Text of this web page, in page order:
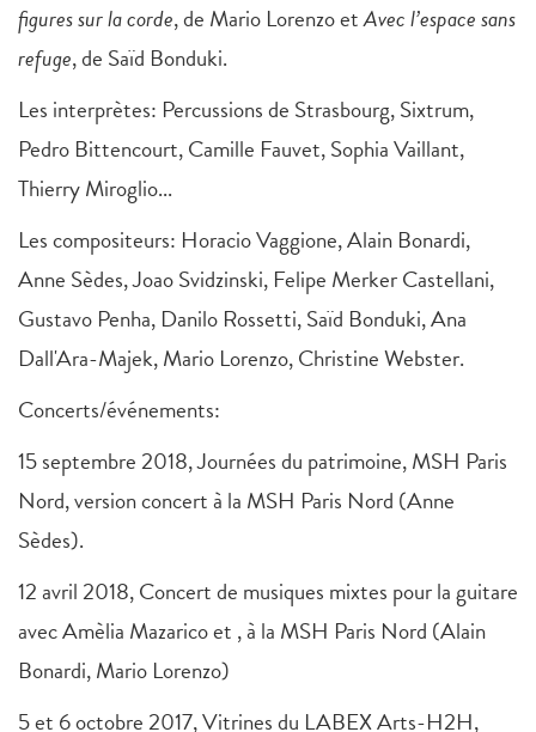
figures sur la corde, de Mario Lorenzo etAvec l’espace sans
refuge, de Saïd Bonduki.
Les interprètes: Percussions de Strasbourg, Sixtrum,
Pedro Bittencourt, Camille Fauvet, Sophia Vaillant,
Thierry Miroglio...
Les compositeurs: Horacio Vaggione, Alain Bonardi,
Anne Sèdes, Joao Svidzinski, Felipe Merker Castellani,
Gustavo Penha, Danilo Rossetti, Saïd Bonduki, Ana
Dall'Ara-Majek, Mario Lorenzo, Christine Webster.
Concerts/événements:
15 septembre 2018, Journées du patrimoine, MSH Paris
Nord, version concert à la MSH Paris Nord (Anne
Sèdes).
12 avril 2018, Concert de musiques mixtes pour la guitare
avec Amèlia Mazarico et , à la MSH Paris Nord (Alain
Bonardi, Mario Lorenzo)
5 et 6 octobre 2017, Vitrines du LABEX Arts-H2H,